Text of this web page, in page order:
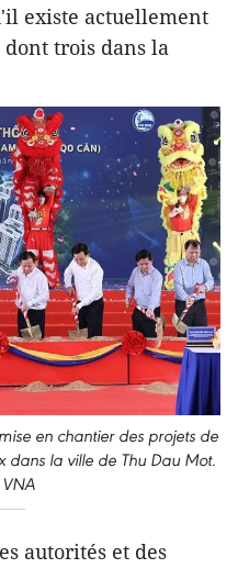
existe actuellement
dont trois dans la
en chantier des projets de
dans la ville de Thu Dau Mot.
autorités et des